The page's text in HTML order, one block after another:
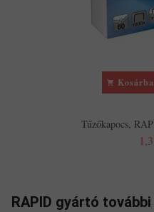
Kosárba
Tűzőkapocs,
RAPID gyártó